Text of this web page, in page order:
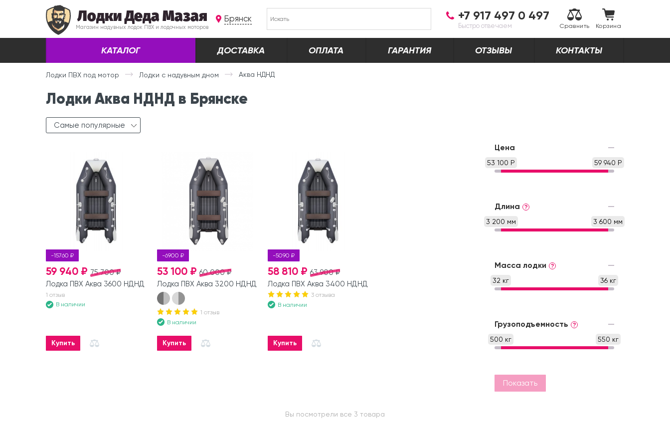
Лодки Деда Мазая
Магазин надувных лодок ПВХ и лодочных моторов
Брянск +7 917 497 0 497
Быстро отвечаем Сравнить Корзина
КАТАЛОГ ДОСТАВКА ОПЛАТА ГАРАНТИЯ ОТЗЫВЫ КОНТАКТЫ
Лодки ПВХ под мотор Лодки с надувным дном Аква НДНД
Лодки Аква НДНД в Брянске
Самые популярные
-15760 ₽
75 700 ₽
59 940 ₽
Лодка ПВХ Аква 3600 НДНД
1 отзыв
В наличии
Купить
-6900 ₽
60 000 ₽
53 100 ₽
Лодка ПВХ Аква 3200 НДНД
1 отзыв
В наличии
Купить
-5090 ₽
63 900 ₽
58 810 ₽
Лодка ПВХ Аква 3400 НДНД
3 отзыва
В наличии
Купить
Цена
53 100 Р 59 940 Р
Длина ?
3 200 мм 3 600 мм
Масса лодки ?
32 кг 36 кг
Грузоподъемность ?
500 кг 550 кг
Показать
Вы посмотрели все 3 товара